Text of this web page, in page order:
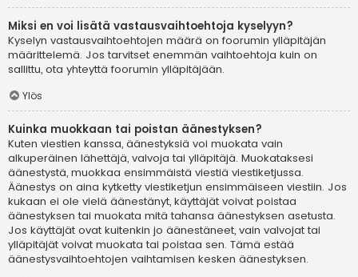
Miksi en voi lisätä vastausvaihtoehtoja kyselyyn?
Kyselyn vastausvaihtoehtojen määrä on foorumin ylläpitäjän
määrittelemä. Jos tarvitset enemmän vaihtoehtoja kuin on
sallittu, ota yhteyttä foorumin ylläpitäjään.
Ylös
Kuinka muokkaan tai poistan äänestyksen?
Kuten viestien kanssa, äänestyksiä voi muokata vain
alkuperäinen lähettäjä, valvoja tai ylläpitäjä. Muokataksesi
äänestystä, muokkaa ensimmäistä viestiä viestiketjussa.
Äänestys on aina kytketty viestiketjun ensimmäiseen viestiin. Jos
kukaan ei ole vielä äänestänyt, käyttäjät voivat poistaa
äänestyksen tai muokata mitä tahansa äänestyksen asetusta.
Jos käyttäjät ovat kuitenkin jo äänestäneet, vain valvojat tai
ylläpitäjät voivat muokata tai poistaa sen. Tämä estää
äänestysvaihtoehtojen vaihtamisen kesken äänestyksen.